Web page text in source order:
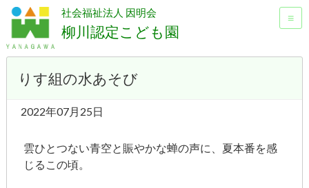
≡
社会福祉法人 因明会
柳川認定こども園
りす組の水あそび
2022年07月25日
雲ひとつない青空と賑やかな蝉の声に、夏本番を感
じるこの頃。